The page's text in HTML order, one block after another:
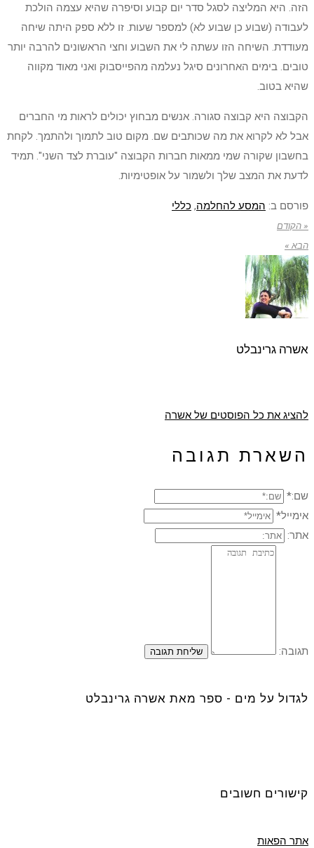
הזה. היא המליצה לסגל סדר יום קבוע וסיפרה שהיא עצמה הולכת
לעבודה (שבוע כן שבוע לא) למספר שעות. זו ללא ספק היתה שיחה
מעודדת. השיחה הזו עשתה לי את השבוע וחצי הראשונים להרבה יותר
טובים. בימים האחרונים סיגל נעלמה מהפייסבוק ואני מאוד מקווה
שהיא בטוב.
הקבוצה היא קבוצה סגורה. אנשים מבחוץ יכולים לראות מי החברים
אבל לא לקרוא את מה שכותבים שם. מקום טוב לתמוך ולהתמך. לקחת
בחשבון שקורה שמי ממאות חברות הקבוצה "עוברת לצד השני". תמיד
לדעת את המצב שלך ולשמור על אופטימיות.
פורסם ב: המסע להחלמה, כללי
« הקודם
הבא »
אשרה גרינבלט
להציג את כל הפוסטים של אשרה
השארת תגובה
שם:*
אימייל*
אתר:
תגובה:
לגדול על מים - ספר מאת אשרה גרינבלט
קישורים חשובים
אתר הפאות